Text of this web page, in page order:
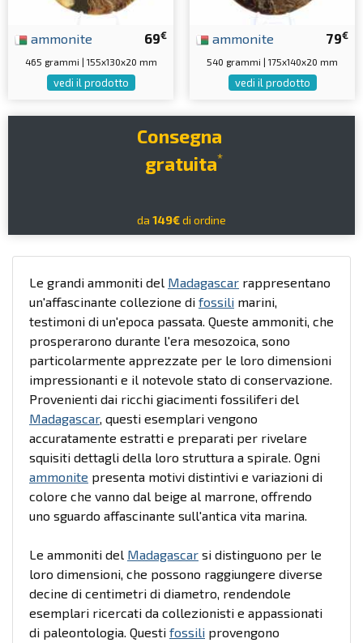
69€
ammonite
465 grammi | 155x130x20 mm
vedi il prodotto
79€
ammonite
540 grammi | 175x140x20 mm
vedi il prodotto
Consegna
gratuita*
da 149€di ordine
Le grandi ammoniti del Madagascar rappresentano
un'affascinante collezione di fossili marini,
testimoni di un'epoca passata. Queste ammoniti, che
prosperarono durante l'era mesozoica, sono
particolarmente apprezzate per le loro dimensioni
impressionanti e il notevole stato di conservazione.
Provenienti dai ricchi giacimenti fossiliferi del
Madagascar, questi esemplari vengono
accuratamente estratti e preparati per rivelare
squisiti dettagli della loro struttura a spirale. Ogni
ammonite presenta motivi distintivi e variazioni di
colore che vanno dal beige al marrone, offrendo
uno sguardo affascinante sull'antica vita marina.
Le ammoniti del Madagascar si distinguono per le
loro dimensioni, che possono raggiungere diverse
decine di centimetri di diametro, rendendole
esemplari ricercati da collezionisti e appassionati
di paleontologia. Questi fossili provengono